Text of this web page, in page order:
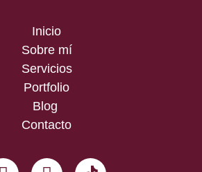
Inicio
Sobre mí
Servicios
Portfolio
Blog
Contacto